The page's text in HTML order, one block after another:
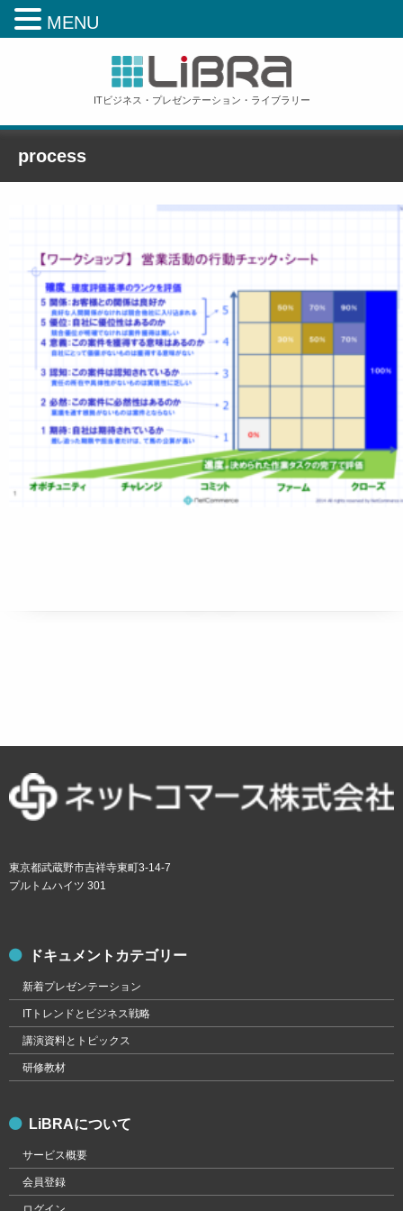
ITビジネス・プレゼンテーション・ライブラリー
process
ホーム » process
東京都武蔵野市吉祥寺東町3-14-7
プルトムハイツ 301
ドキュメントカテゴリー
新着プレゼンテーション
ITトレンドとビジネス戦略
講演資料とトピックス
研修教材
LiBRAについて
サービス概要
会員登録
MENU